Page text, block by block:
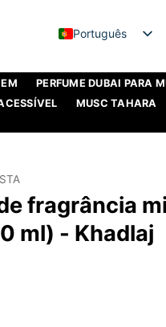
Português
PERFUME DUBAI PARA
MUSC TAHARA
fragrância
ml) - Khadlaj